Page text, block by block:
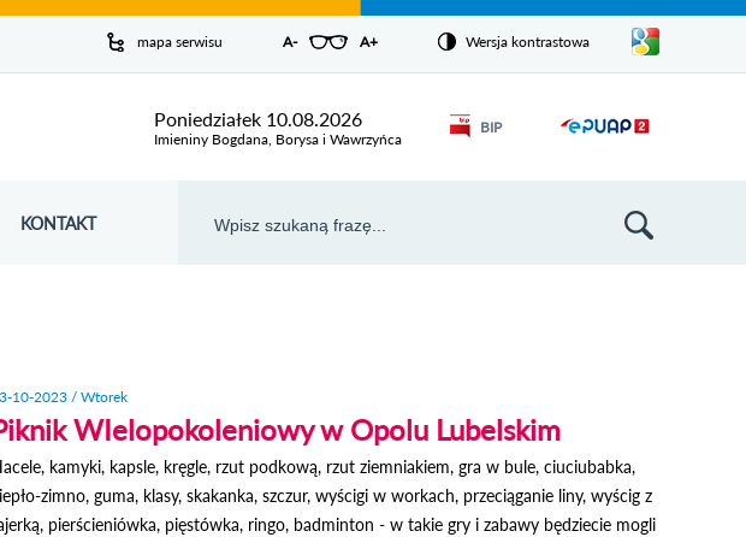
mapa serwisu A-pomniejsz czcionkę
Zresetuj czcionkę
A+ powiększ czcionkęWersja kontrastowa
Pokaż/ukryj
listę
języków
Poniedziałek 10.08.2026
Imieniny Bogdana, Borysa i Wawrzyńca
BIPOdnośnik
KONTAKT
10-2023 / Wtorek
WIelopokoleniowy w Opolu Lubelskim
kamyki, kapsle, kręgle, rzut podkową, rzut ziemniakiem, gra w bule, ciuciubabka,
zimno, guma, klasy, skakanka, szczur, wyścigi w workach, przeciąganie liny, wyścig z
pierścieniówka, pięstówka, ringo, badminton - w takie gry i zabawy będziecie mogli